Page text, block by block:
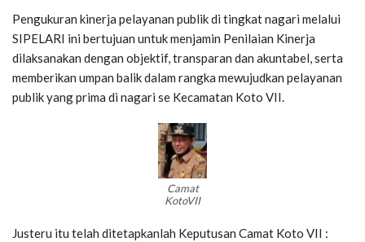
Pengukuran kinerja pelayanan publik di tingkat nagari melalui
SIPELARI ini bertujuan untuk menjamin Penilaian Kinerja
dilaksanakan dengan objektif, transparan dan akuntabel, serta
memberikan umpan balik dalam rangka mewujudkan pelayanan
publik yang prima di nagari se Kecamatan Koto VII.
Camat
KotoVII
Justeru itu telah ditetapkanlah Keputusan Camat Koto VII :